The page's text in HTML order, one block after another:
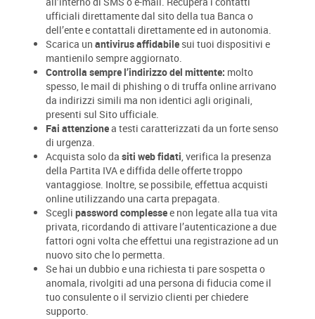
ufficiali direttamente dal sito della tua Banca o
dell’ente e contattali direttamente ed in autonomia.
Scarica un antivirus affidabile sui tuoi dispositivi e
mantienilo sempre aggiornato.
Controlla sempre l’indirizzo del mittente: molto
spesso, le mail di phishing o di truffa online arrivano
da indirizzi simili ma non identici agli originali,
presenti sul Sito ufficiale.
Fai attenzionea testi caratterizzati da un forte senso
di urgenza.
Acquista solo da siti web fidati, verifica la presenza
della Partita IVA e diffida delle offerte troppo
vantaggiose. Inoltre, se possibile, effettua acquisti
online utilizzando una carta prepagata.
Scegli password complessee non legate alla tua vita
privata, ricordando di attivare l’autenticazione a due
fattori ogni volta che effettui una registrazione ad un
nuovo sito che lo permetta.
Se hai un dubbio e una richiesta ti pare sospetta o
anomala, rivolgiti ad una persona di fiducia come il
tuo consulente o il servizio clienti per chiedere
supporto.